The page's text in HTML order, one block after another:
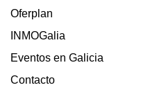
Oferplan
INMOGalia
Eventos en Galicia
Contacto